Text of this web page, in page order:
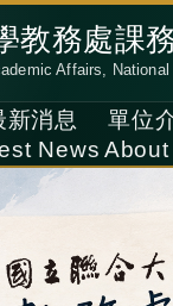
教務處課
Affairs,
新消息
News
單位
About